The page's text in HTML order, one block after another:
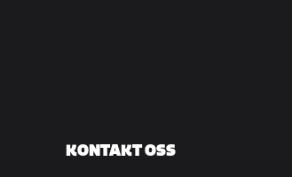
KONTAKT OSS